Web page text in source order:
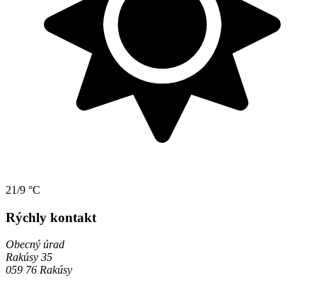
21/9 °C
Rýchly kontakt
Obecný úrad
Rakúsy 35
059 76 Rakúsy